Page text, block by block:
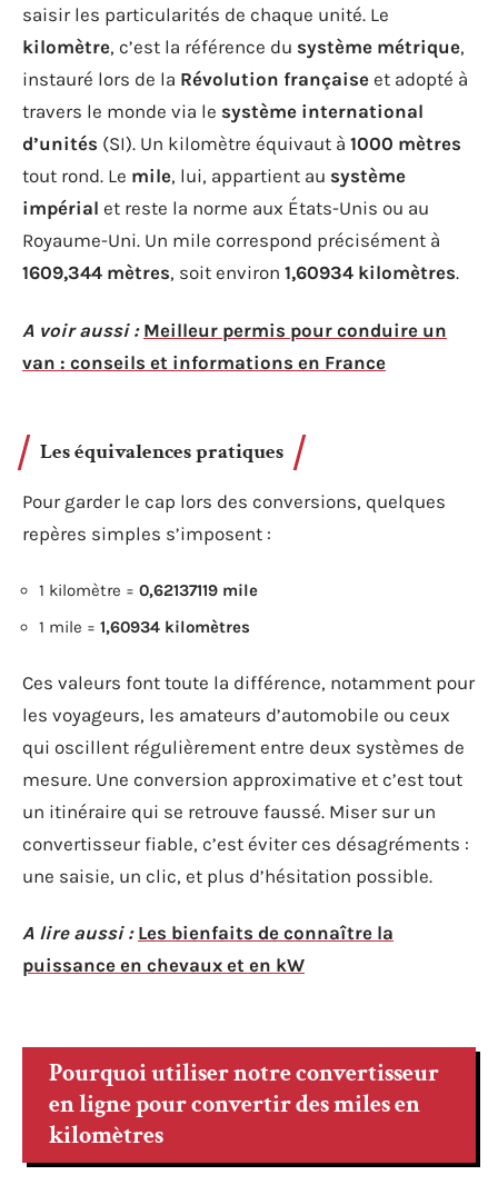
saisir les particularités de chaque unité. Le
kilomètre, c’est la référence du système métrique,
instauré lors de la Révolution française et adopté à
travers le monde via le système international
d’unités (SI). Un kilomètre équivaut à 1000 mètres
tout rond. Le mile, lui, appartient au système
impérial et reste la norme aux États-Unis ou au
Royaume-Uni. Un mile correspond précisément à
1609,344 mètres, soit environ 1,60934 kilomètres.
A voir aussi : Meilleur permis pour conduire un
van : conseils et informations en France
Les équivalences pratiques
Pour garder le cap lors des conversions, quelques
repères simples s’imposent :
1 kilomètre = 0,62137119 mile
1 mile = 1,60934 kilomètres
Ces valeurs font toute la différence, notamment pour
les voyageurs, les amateurs d’automobile ou ceux
qui oscillent régulièrement entre deux systèmes de
mesure. Une conversion approximative et c’est tout
un itinéraire qui se retrouve faussé. Miser sur un
convertisseur fiable, c’est éviter ces désagréments :
une saisie, un clic, et plus d’hésitation possible.
A lire aussi : Les bienfaits de connaître la
puissance en chevaux et en kW
Pourquoi utiliser notre convertisseur
en ligne pour convertir des miles en
kilomètres